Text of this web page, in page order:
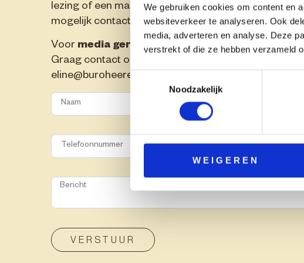
We gebruiken cookies om content en
websiteverkeer te analyseren. Ook
media, adverteren en analyse. Deze
verstrekt of die ze hebben verzameld
Toestemmingsselectie
Noodzakelijk
WEIGEREN
lezing of een masterclass, laat een bericht achter en
mogelijk contact op.
Voor media gerelateerde aanvragen:
Graag contact opnemen met Buro Heeremans
eline@buroheeremans.nl
VERSTUUR